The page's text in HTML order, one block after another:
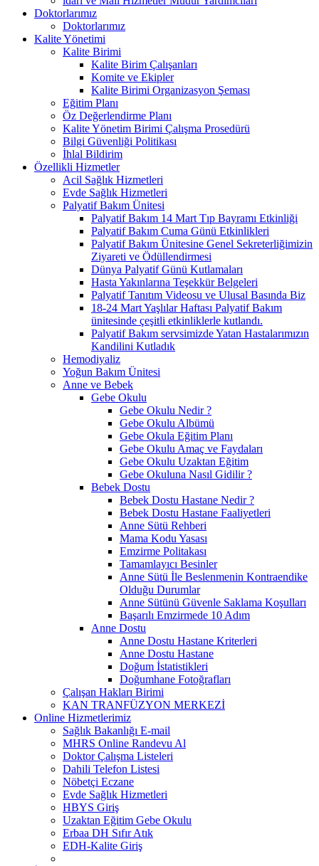
Doktorlarımız
Doktorlarımız
Kalite Yönetimi
Kalite Birimi
Kalite Birim Çalışanları
Komite ve Ekipler
Kalite Birimi Organizasyon Şeması
Eğitim Planı
Öz Değerlendirme Planı
Kalite Yönetim Birimi Çalışma Prosedürü
Bilgi Güvenliği Politikası
İhlal Bildirim
Özellikli Hizmetler
Acil Sağlık Hizmetleri
Evde Sağlık Hizmetleri
Palyatif Bakım Ünitesi
Palyatif Bakım 14 Mart Tıp Bayramı Etkinliği
Palyatif Bakım Cuma Günü Etkinlikleri
Palyatif Bakım Ünitesine Genel Sekreterliğimizin
Ziyareti ve Ödüllendirmesi
Dünya Palyatif Günü Kutlamaları
Hasta Yakınlarına Teşekkür Belgeleri
Palyatif Tanıtım Videosu ve Ulusal Basında Biz
18-24 Mart Yaşlılar Haftası Palyatif Bakım
ünitesinde çeşitli etkinliklerle kutlandı.
Palyatif Bakım servsimizde Yatan Hastalarımızın
Kandilini Kutladık
Hemodiyaliz
Yoğun Bakım Ünitesi
Anne ve Bebek
Gebe Okulu
Gebe Okulu Nedir ?
Gebe Okulu Albümü
Gebe Okula Eğitim Planı
Gebe Okulu Amaç ve Faydaları
Gebe Okulu Uzaktan Eğitim
Gebe Okuluna Nasıl Gidilir ?
Bebek Dostu
Bebek Dostu Hastane Nedir ?
Bebek Dostu Hastane Faaliyetleri
Anne Sütü Rehberi
Mama Kodu Yasası
Emzirme Politakası
Tamamlayıcı Besinler
Anne Sütü İle Beslenmenin Kontraendike
Olduğu Durumlar
Anne Sütünü Güvenle Saklama Koşulları
Başarılı Emzirmede 10 Adım
Anne Dostu
Anne Dostu Hastane Kriterleri
Anne Dostu Hastane
Doğum İstatistikleri
Doğumhane Fotoğrafları
Çalışan Hakları Birimi
KAN TRANFÜZYON MERKEZİ
Online Hizmetlerimiz
Sağlık Bakanlığı E-mail
MHRS Online Randevu Al
Doktor Çalışma Listeleri
Dahili Telefon Listesi
Nöbetçi Eczane
Evde Sağlık Hizmetleri
HBYS Giriş
Uzaktan Eğitim Gebe Okulu
Erbaa DH Sıfır Atık
EDH-Kalite Giriş